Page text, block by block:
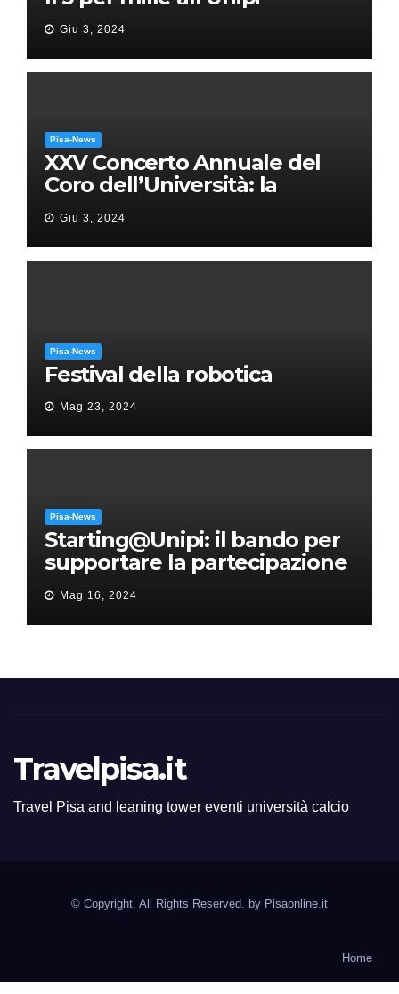
Giu 3, 2024
Pisa-News
XXV Concerto Annuale del
Coro dell’Università: la
“Messa in gloria” di Giacomo
Puccini
Giu 3, 2024
Pisa-News
Festival della robotica
Mag 23, 2024
Pisa-News
Starting@Unipi: il bando per
supportare la partecipazione
all’ERC Starting Grant
Mag 16, 2024
Travelpisa.it
Travel Pisa and leaning tower eventi università calcio
© Copyright. All Rights Reserved. by Pisaonline.it
Home